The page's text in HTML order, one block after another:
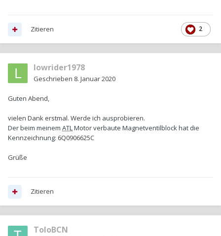
2
Zitieren
lowrider1978
Geschrieben 8. Januar 2020
Guten Abend,
vielen Dank erstmal. Werde ich ausprobieren.
Der beim meinem ATLMotor verbaute Magnetventilblock hat die
Kennzeichnung: 6Q0906625C
Grüße
Zitieren
ToloBCN